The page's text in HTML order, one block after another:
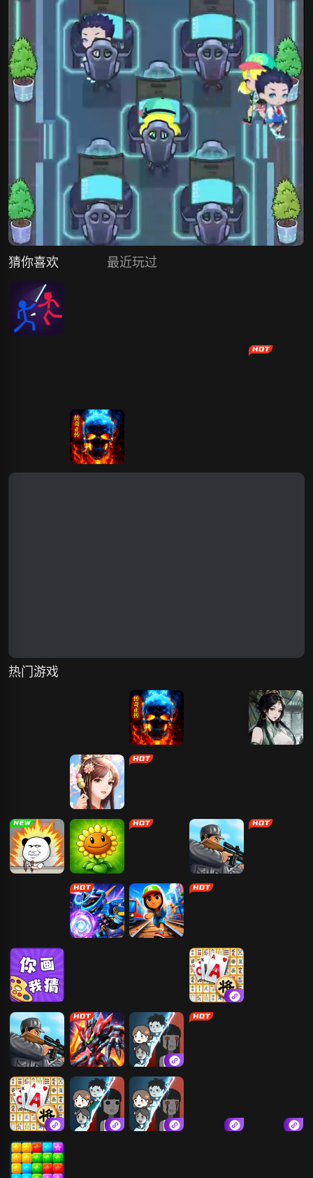
猜你喜欢 最近玩过
英雄卡对战
战列舰对战
坦克对战 传奇正传
热门游戏
遮天：帝路争
锋
传奇正传
传奇岁月 美人传 霸者归来 神兵奇迹
植物大战僵尸
2
Please Give
Me Burger
狙击小日本2
大便超人
狙击大师：枪
神
你画我猜 吃豆人 平凡大冒险 挪了个对
狙击小日本2 机甲大决斗 躺平发育
挪了个对